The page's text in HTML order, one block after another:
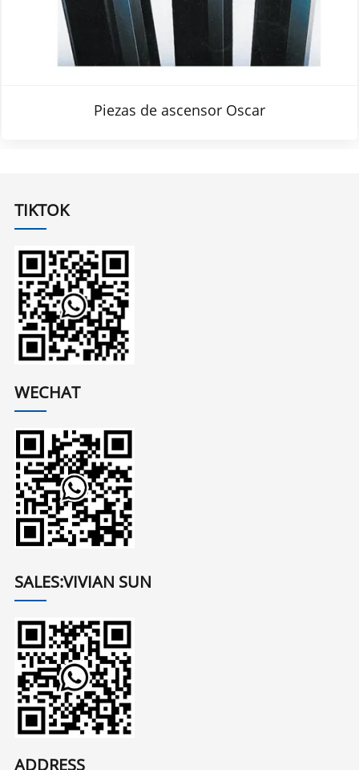
Piezas de ascensor Oscar
TIKTOK
WECHAT
SALES:VIVIAN SUN
ADDRESS